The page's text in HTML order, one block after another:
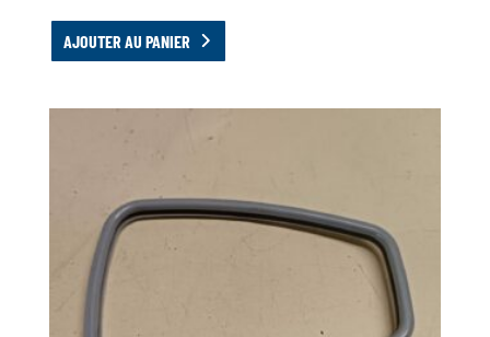
AJOUTER AU PANIER